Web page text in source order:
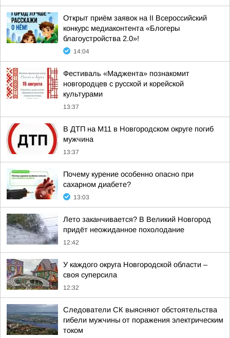
Открыт приём заявок на II Всероссийский
конкурс медиаконтента «Блогеры
благоустройства 2.0»!
14:04
Фестиваль «Маджента» познакомит
новгородцев с русской и корейской
культурами
13:37
В ДТП на М11 в Новгородском округе погиб
мужчина
13:37
Почему курение особенно опасно при
сахарном диабете?
13:03
Лето заканчивается? В Великий Новгород
придёт неожиданное похолодание
12:42
У каждого округа Новгородской области –
своя суперсила
12:32
Следователи СК выясняют обстоятельства
гибели мужчины от поражения электрическим
током